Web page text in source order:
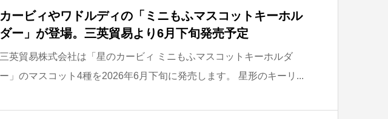
カービィやワドルディの「ミニもふマスコットキーホル
ダー」が登場。三英貿易より6月下旬発売予定
三英貿易株式会社は「星のカービィ ミニもふマスコットキーホルダ
ー」のマスコット4種を2026年6月下旬に発売します。 星形のキーリ...